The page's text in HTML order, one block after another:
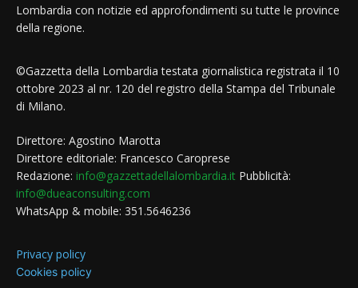
Lombardia con notizie ed approfondimenti su tutte le province
della regione.
©Gazzetta della Lombardia testata giornalistica registrata il 10
ottobre 2023 al nr. 120 del registro della Stampa del Tribunale
di Milano.
Direttore: Agostino Marotta
Direttore editoriale: Francesco Caroprese
Redazione: info@gazzettadellalombardia.it Pubblicità:
info@dueaconsulting.com
WhatsApp & mobile: 351.5646236
Privacy policy
Cookies policy